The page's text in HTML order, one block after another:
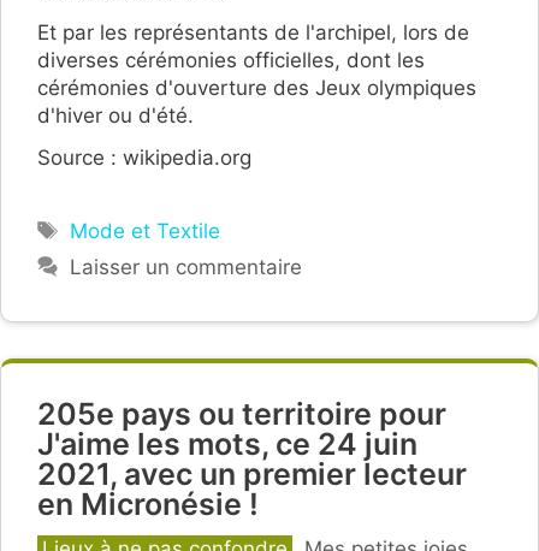
Et par les représentants de l'archipel, lors de
diverses cérémonies officielles, dont les
cérémonies d'ouverture des Jeux olympiques
d'hiver ou d'été.
Source : wikipedia.org
Étiquettes
Mode et Textile
Laisser un commentaire
205e pays ou territoire pour
J'aime les mots, ce 24 juin
2021, avec un premier lecteur
en Micronésie !
Catégories